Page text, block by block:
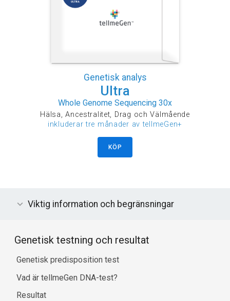
Genetisk analys
Ultra
Whole Genome Sequencing 30x
Hälsa, Ancestralitet, Drag och Välmående
inkluderar tre månader av tellmeGen+
KÖP
Viktig information och begränsningar
Genetisk testning och resultat
Genetisk predisposition test
Vad är tellmeGen DNA-test?
Resultat